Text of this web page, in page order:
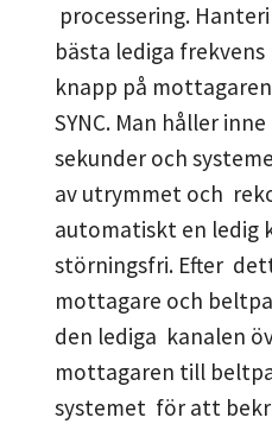
processering.
bästa lediga
knapp på
SYNC. Man håller
sekunder och
av utrymmet och
automatiskt en ledig
störningsfri. Efter
mottagare och
den lediga kanalen
mottagaren till
systemet för att